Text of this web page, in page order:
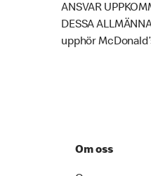
ANSVAR
DESSA
upphör
Om oss